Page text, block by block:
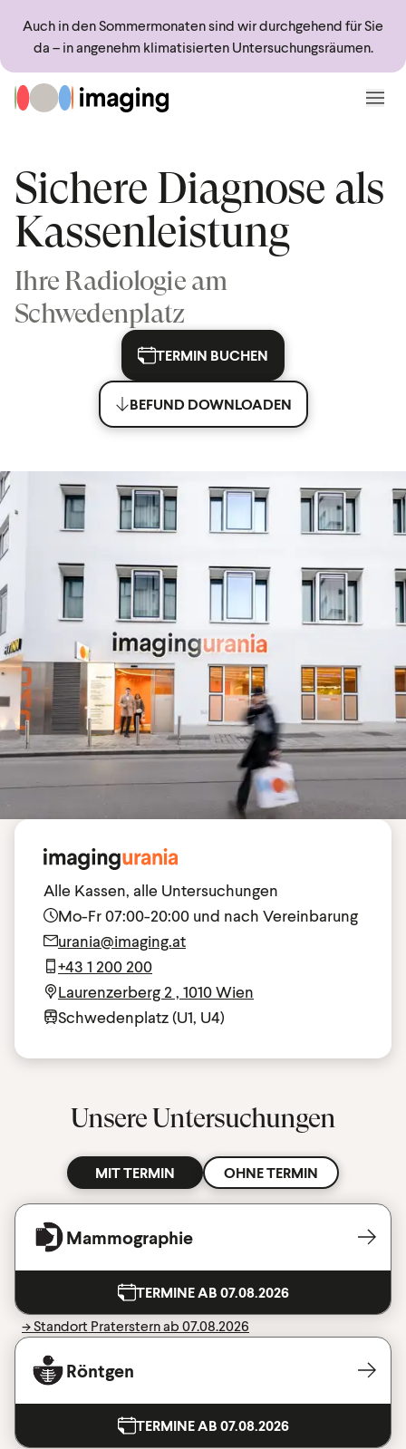
Auch in den Sommermonaten sind wir durchgehend für Sie
da – in angenehm klimatisierten Untersuchungsräumen.
Sprungmarken
Zur Startseite
Sichere Diagnose als
Kassenleistung
Ihre Radiologie am
Schwedenplatz
TERMIN BUCHEN
BEFUND DOWNLOADEN
Alle Kassen, alle Untersuchungen
Mo-Fr 07:00-20:00 und nach Vereinbarung
urania@imaging.at
+43 1 200 200
Laurenzerberg 2 , 1010 Wien
Schwedenplatz (U1, U4)
Unsere Untersuchungen
MIT TERMIN OHNE TERMIN
Mammographie
TERMINE AB 07.08.2026
-> Standort Praterstern ab 07.08.2026
Röntgen
TERMINE AB 07.08.2026